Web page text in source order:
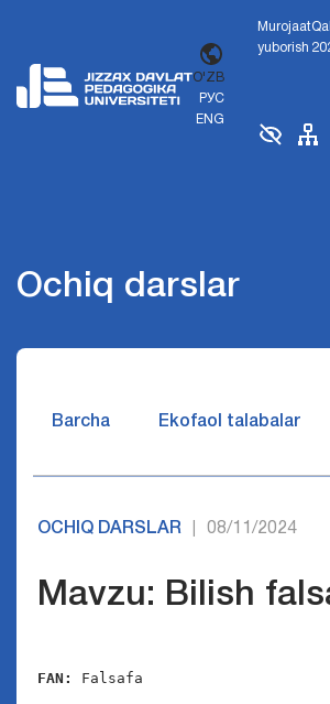
O'ZB
РУС
ENG
Murojaat
yuborish
Ochiq darslar
Barcha Ekofaol talabalar
OCHIQ DARSLAR 08/11/2024
Mavzu: Bilish
FAN: Falsafa